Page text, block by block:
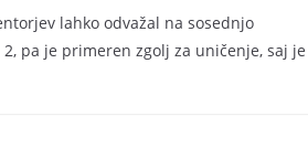
lahko odvažal na sosednjo
pa je primeren zgolj za uničenje, saj je